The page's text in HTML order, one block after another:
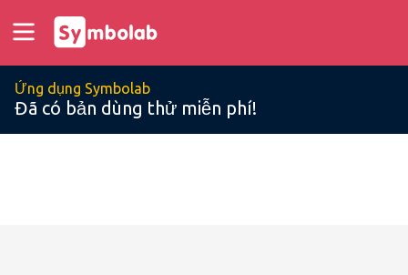
Ứng dụng Symbolab
Đã có bản dùng thử miễn phí!